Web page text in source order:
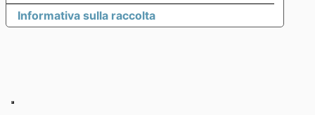
Informativa sulla raccolta